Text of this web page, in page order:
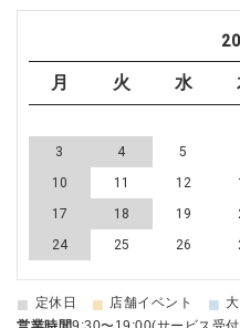
月 火 水
3
4 5
10
11 12
17
18 19
24
25 26
■ 定休日 ■ 店舗イベント ■